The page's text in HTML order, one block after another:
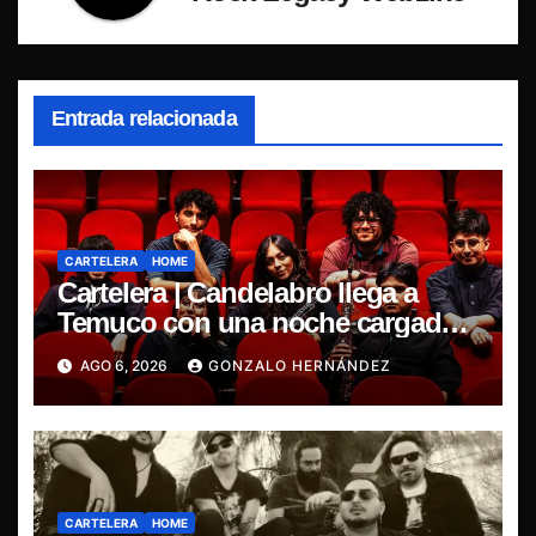
Entrada relacionada
CARTELERA HOME
Cartelera | Candelabro llega a
Temuco con una noche cargada
de indie
AGO 6, 2026 GONZALO HERNÁNDEZ
CARTELERA HOME